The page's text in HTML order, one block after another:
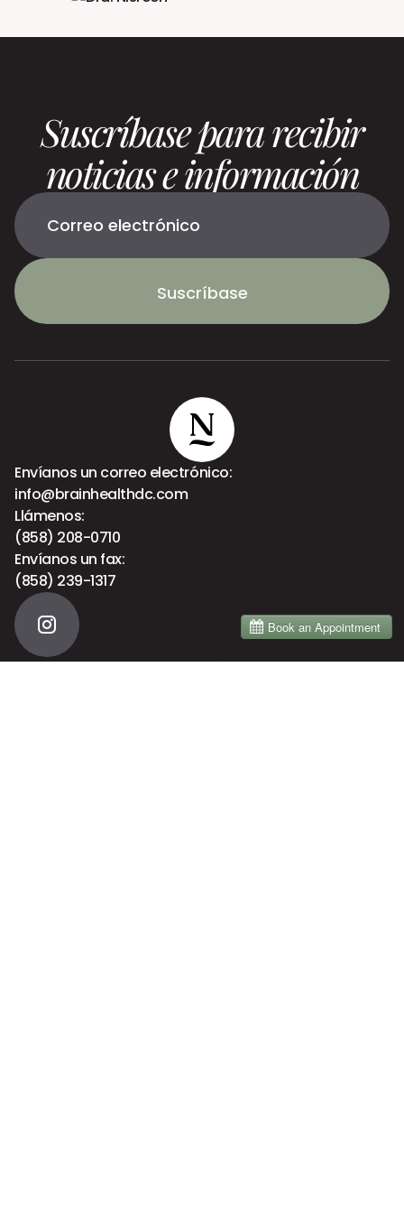
Suscríbase para recibir
noticias e información
Suscríbase
Envíanos un correo electrónico:
info@brainhealthdc.com
Llámenos:
(858) 208-0710
Envíanos un fax:
(858) 239-1317
Menú